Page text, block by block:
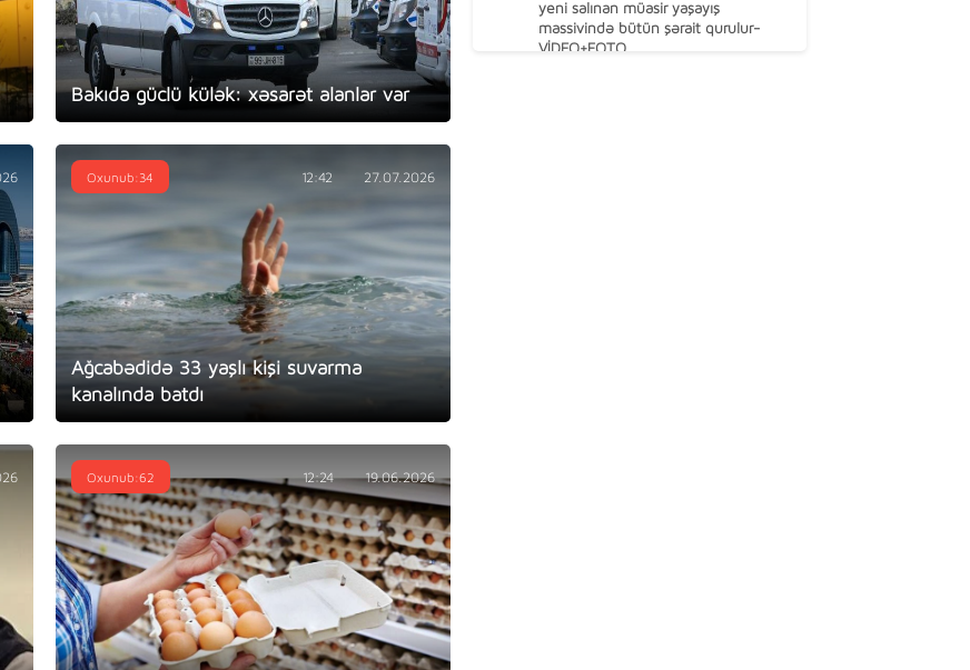
Bakıda güclü külək: xəsarət alanlar var
Ağcabədidə 33 yaşlı kişi suvarma
kanalında batdı
Oxunub:34 12:42 27.07.2026
Oxunub:62 12:24 19.06.2026
yeni salınan müasir yaşayış
massivində bütün şərait qurulur-
VİDEO+FOTO